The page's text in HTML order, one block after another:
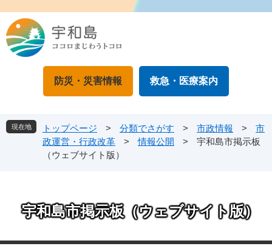
ジ
の
ュ
ー
本
文
防災・災害情報 救急・医療案内
現在地 トップページ > 分類でさがす > 市政情報 >
市
政運営・行政改革
> 情報公開 >
宇和島市掲示板
（ウェブサイト版）
宇和島市掲示板（ウェブサイト版）